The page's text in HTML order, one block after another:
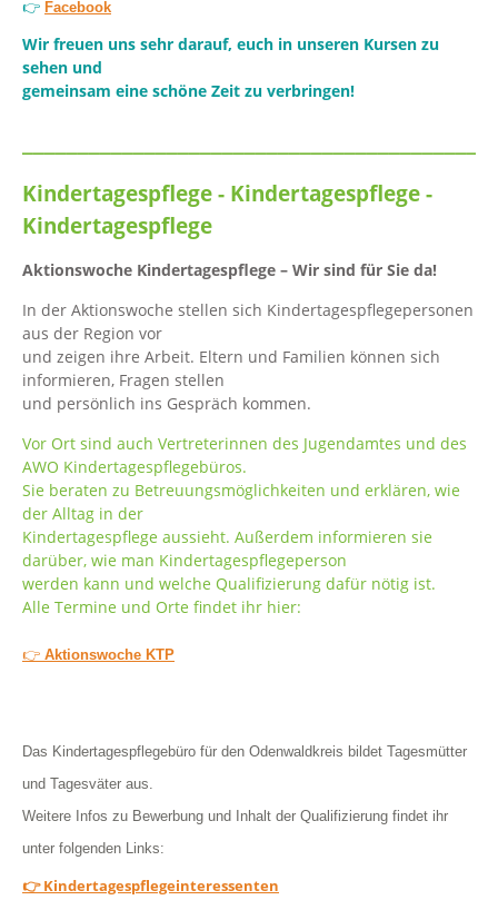
👉 Facebook
Wir freuen uns sehr darauf, euch in unseren Kursen zu
sehen und
gemeinsam eine schöne Zeit zu verbringen!
Kindertagespflege - Kindertagespflege -
Kindertagespflege
Aktionswoche Kindertagespflege – Wir sind für Sie da!
In der Aktionswoche stellen sich Kindertagespflegepersonen
aus der Region vor
und zeigen ihre Arbeit. Eltern und Familien können sich
informieren, Fragen stellen
und persönlich ins Gespräch kommen.
Vor Ort sind auch Vertreterinnen des Jugendamtes und des
AWO Kindertagespflegebüros.
Sie beraten zu Betreuungsmöglichkeiten und erklären, wie
der Alltag in der
Kindertagespflege aussieht. Außerdem informieren sie
darüber, wie man Kindertagespflegeperson
werden kann und welche Qualifizierung dafür nötig ist.
Alle Termine und Orte findet ihr hier:
👉 Aktionswoche KTP
Das Kindertagespflegebüro für den Odenwaldkreis bildet Tagesmütter
und Tagesväter aus.
Weitere Infos zu Bewerbung und Inhalt der Qualifizierung findet ihr
unter folgenden Links:
👉 Kindertagespflegeinteressenten